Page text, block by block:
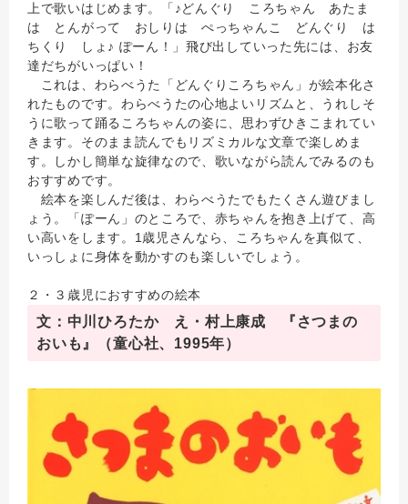
上で歌いはじめます。「♪どんぐり ころちゃん あたま
は とんがって おしりは ぺっちゃんこ どんぐり は
ちくり しょ♪ ぽーん！」飛び出していった先には、お友
達だちがいっぱい！
これは、わらべうた「どんぐりころちゃん」が絵本化さ
れたものです。わらべうたの心地よいリズムと、うれしそ
うに歌って踊るころちゃんの姿に、思わずひきこまれてい
きます。そのまま読んでもリズミカルな文章で楽しめま
す。しかし簡単な旋律なので、歌いながら読んでみるのも
おすすめです。
絵本を楽しんだ後は、わらべうたでもたくさん遊びまし
ょう。「ぽーん」のところで、赤ちゃんを抱き上げて、高
い高いをします。1歳児さんなら、ころちゃんを真似て、
いっしょに身体を動かすのも楽しいでしょう。
２・３歳児におすすめの絵本
文：中川ひろたか え・村上康成 『さつまの
おいも』（童心社、1995年）